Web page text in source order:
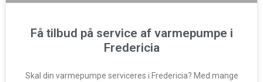
Få tilbud på service af varmepumpe i
Fredericia
Skal din varmepumpe serviceres i Fredericia? Med mange